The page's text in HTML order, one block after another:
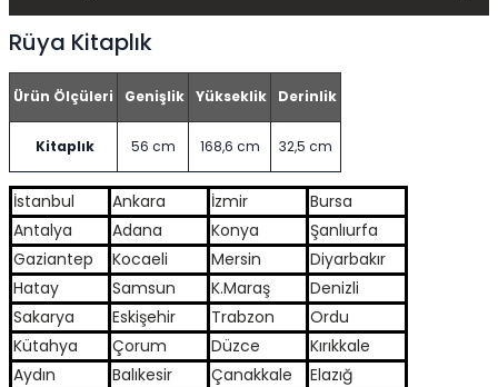
Rüya Kitaplık
Ürün Ölçüleri Genişlik Yükseklik Derinlik
Kitaplık 56 cm 168,6 cm 32,5 cm
İstanbul Ankara İzmir
Bursa
Antalya
Adana Konya
Şanlıurfa
Gaziantep
Kocaeli Mersin
Diyarbakır
Hatay
Samsun K.Maraş
Denizli
Sakarya
Eskişehir Trabzon
Ordu
Kütahya
Çorum Düzce
Kırıkkale
Aydın
Balıkesir Çanakkale
Elazığ